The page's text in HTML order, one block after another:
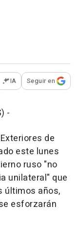
opciones para
IA Seguir en
-
de
este lunes
ruso "no
unilateral" que
últimos años,
esforzarán